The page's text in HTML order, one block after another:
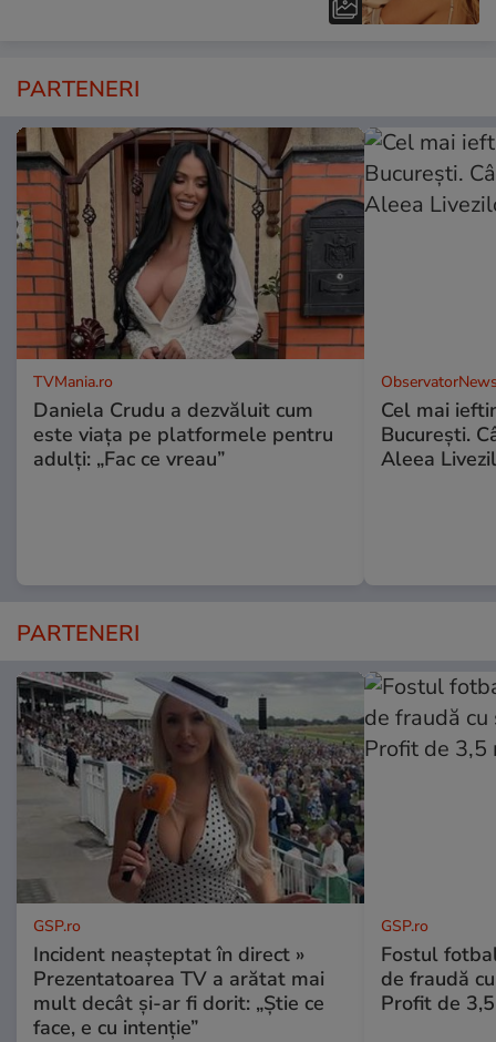
PARTENERI
TVMania.ro
Daniela Crudu a dezvăluit cum
este viața pe platformele pentru
adulți: „Fac ce vreau”
Cel mai
Bucureşti.
Aleea
PARTENERI
GSP.ro
Incident neașteptat în direct »
Prezentatoarea TV a arătat mai
mult decât și-ar fi dorit: „Știe ce
face, e cu intenție”
GSP.ro
Fostul
de fraudă
Profit de